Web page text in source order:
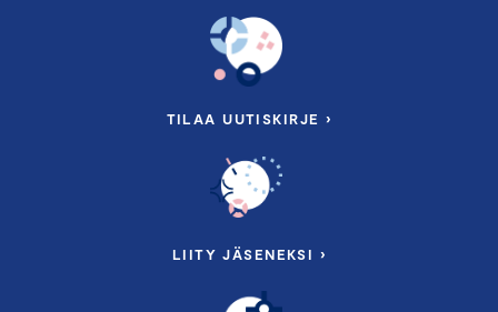
TILAA UUTISKIRJE ›
LIITY JÄSENEKSI ›